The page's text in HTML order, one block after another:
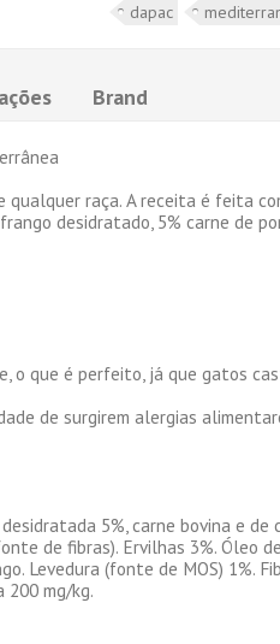
dapac
Brand
raça. A receita é feita
desidratado, 5% carne de
o que é perfeito, já que gatos
de surgirem alergias
5%, carne bovina e
de fibras). Ervilhas 3%. Óleo
Levedura (fonte de MOS) 1%.
200 mg/kg.